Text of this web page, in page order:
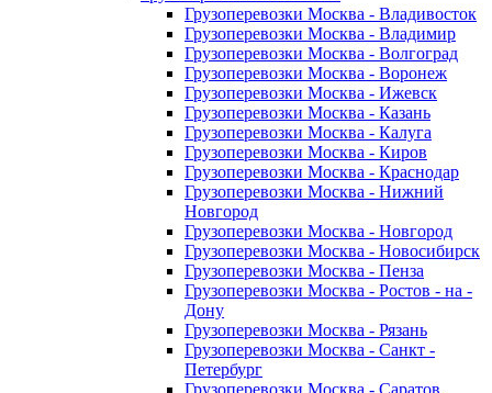
Грузоперевозки Москва - Владивосток
Грузоперевозки Москва - Владимир
Грузоперевозки Москва - Волгоград
Грузоперевозки Москва - Воронеж
Грузоперевозки Москва - Ижевск
Грузоперевозки Москва - Казань
Грузоперевозки Москва - Калуга
Грузоперевозки Москва - Киров
Грузоперевозки Москва - Краснодар
Грузоперевозки Москва - Нижний
Новгород
Грузоперевозки Москва - Новгород
Грузоперевозки Москва - Новосибирск
Грузоперевозки Москва - Пенза
Грузоперевозки Москва - Ростов - на -
Дону
Грузоперевозки Москва - Рязань
Грузоперевозки Москва - Санкт -
Петербург
Грузоперевозки Москва - Саратов